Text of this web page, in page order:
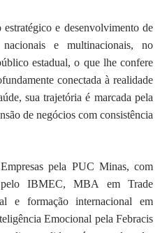
estratégico e desenvolvimento de
nacionais e multinacionais, no
estadual, o que lhe confere
conectada à realidade
sua trajetória é marcada pela
de negócios com consistência
pela PUC Minas, com
pelo IBMEC, MBA em Trade
e formaçãointernacional em
Emocional pela Febracis